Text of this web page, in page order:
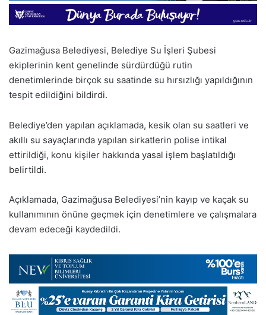
Gazimağusa Belediyesi, Belediye Su İşleri Şubesi
ekiplerinin kent genelinde sürdürdüğü rutin
denetimlerinde birçok su saatinde su hırsızlığı yapıldığının
tespit edildiğini bildirdi.
Belediye’den yapılan açıklamada, kesik olan su saatleri ve
akıllı su sayaçlarında yapılan sirkatlerin polise intikal
ettirildiği, konu kişiler hakkında yasal işlem başlatıldığı
belirtildi.
Açıklamada, Gazimağusa Belediyesi’nin kayıp ve kaçak su
kullanımının önüne geçmek için denetimlere ve çalışmalara
devam edeceği kaydedildi.